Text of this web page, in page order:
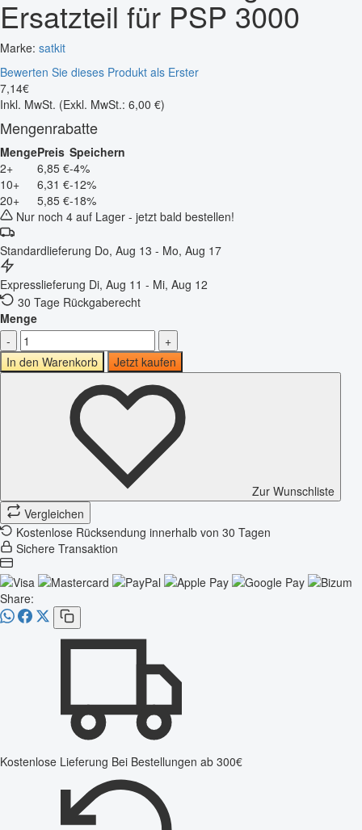
Ersatzteil für PSP 3000
Marke: satkit
Bewerten Sie dieses Produkt als Erster
7,14€
Inkl. MwSt. (Exkl. MwSt.: 6,00 €)
Mengenrabatte
MengePreis Speichern
2+
6,85 €-4%
10+
6,31 €-12%
20+
5,85 €-18%
Nur noch 4 auf Lager - jetzt bald bestellen!
Standardlieferung Do, Aug 13 - Mo, Aug 17
Expresslieferung Di, Aug 11 - Mi, Aug 12
30 Tage Rückgaberecht
Menge
-
+
In den Warenkorb
Jetzt kaufen
Zur Wunschliste
Vergleichen
Kostenlose Rücksendung innerhalb von 30 Tagen
Sichere Transaktion
Share:
Kostenlose Lieferung Bei Bestellungen ab 300€